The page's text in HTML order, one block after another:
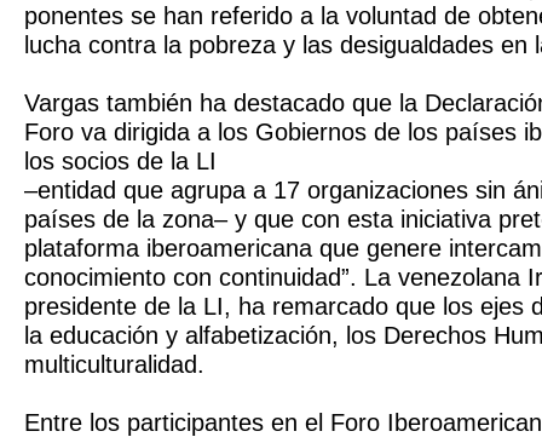
ponentes se han referido a la voluntad de
lucha contra la pobreza y las desigualdades en
Vargas también ha destacado que la
Foro va dirigida a los Gobiernos de los países
los socios de la LI
–entidad que agrupa a 17 organizaciones sin
países de la zona– y que con esta iniciativa
plataforma iberoamericana que genere
conocimiento con continuidad”. La venezolana
presidente de la LI, ha remarcado que los ejes
la educación y alfabetización, los Derechos
multiculturalidad.
Entre los participantes en el Foro